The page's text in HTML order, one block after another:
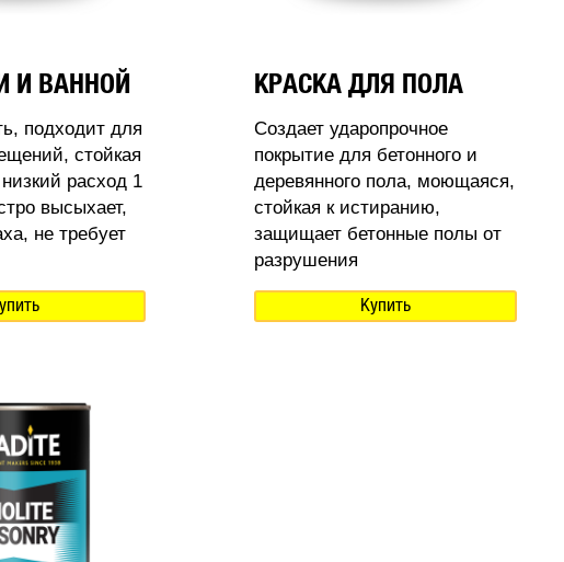
И ВАННОЙ
подходит для
стойкая
расход 1
высыхает,
не требует
КРАСКА ДЛЯ ПОЛА
Создает ударопрочное
покрытие для бетонного и
деревянного пола, моющаяся,
стойкая к истиранию,
защищает бетонные полы от
разрушения
Купить